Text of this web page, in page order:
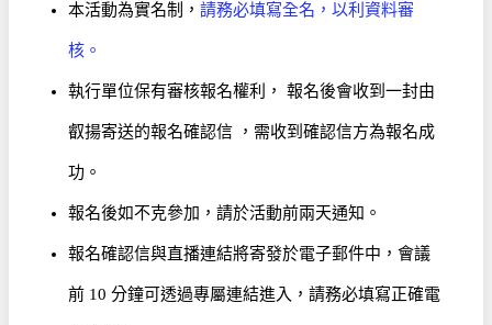
本活動為實名制，請務必填寫全名，以利資料審
核。
執行單位保有審核報名權利， 報名後會收到一封由
叡揚寄送的報名確認信 ，需收到確認信方為報名成
功。
報名後如不克參加，請於活動前兩天通知。
報名確認信與直播連結將寄發於電子郵件中，會議
前 10 分鐘可透過專屬連結進入，請務必填寫正確電